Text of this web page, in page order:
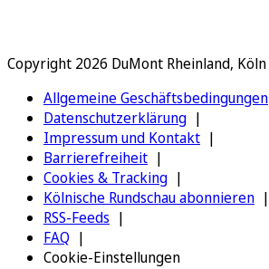
Copyright 2026 DuMont Rheinland, Köln
Allgemeine Geschäftsbedingungen
Datenschutzerklärung
Impressum und Kontakt
Barrierefreiheit
Cookies & Tracking
Kölnische Rundschau abonnieren
RSS-Feeds
FAQ
Cookie-Einstellungen